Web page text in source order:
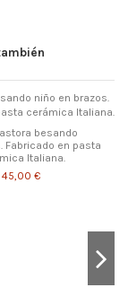
besando
Fabricado en pasta
Italiana.
45,00 €